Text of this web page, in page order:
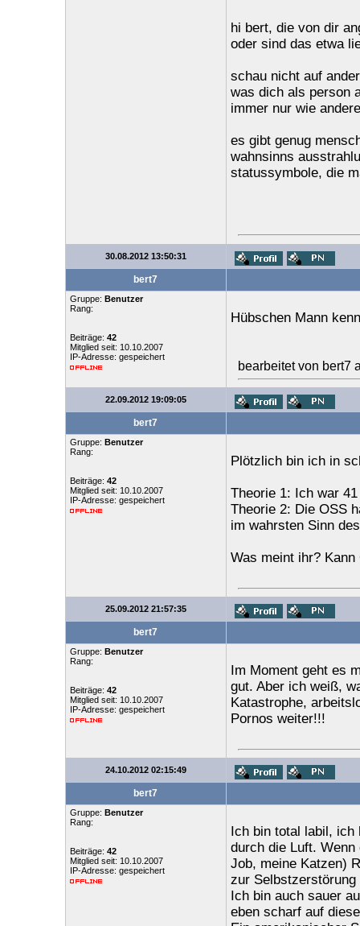
hi bert, die von dir
oder sind das etwa
schau nicht auf
was dich als person
immer nur wie
es gibt genug
wahnsinns
statussymbole, die
30.08.2012 13:50:31
bert7
Gruppe: Benutzer
Rang:
Beiträge: 42
Mitglied seit: 10.10.2007
IP-Adresse: gespeichert
Hübschen Mann
bearbeitet von bert7
22.09.2012 19:09:05
bert7
Gruppe: Benutzer
Rang:
Beiträge: 42
Mitglied seit: 10.10.2007
IP-Adresse: gespeichert
Plötzlich bin ich in
Theorie 1: Ich war
Theorie 2: Die OSS
im wahrsten Sinn
Was meint ihr?
25.09.2012 21:57:35
bert7
Gruppe: Benutzer
Rang:
Beiträge: 42
Mitglied seit: 10.10.2007
IP-Adresse: gespeichert
Im Moment geht es
gut. Aber ich weiß,
Katastrophe,
Pornos weiter!!!
24.10.2012 02:15:49
bert7
Gruppe: Benutzer
Rang:
Beiträge: 42
Mitglied seit: 10.10.2007
IP-Adresse: gespeichert
Ich bin total labil, ich
durch die Luft.
Job, meine Katzen)
zur
Ich bin auch sauer
eben scharf auf